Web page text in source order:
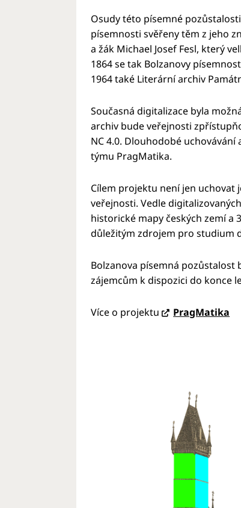
Osudy této písemné
písemnosti svěřeny těm z jeho
a žák Michael Josef Fesl, který
1864 se tak Bolzanovy
1964 také Literární archiv
Současná digitalizace byla
archiv bude veřejnosti
NC 4.0. Dlouhodobé
týmu PragMatika.
Cílem projektu není jen uchovat
veřejnosti. Vedle
historické mapy českých zemí
důležitým zdrojem pro studium
Bolzanova písemná pozůstalost
zájemcům k dispozici do konce
Více o projektu PragMatika